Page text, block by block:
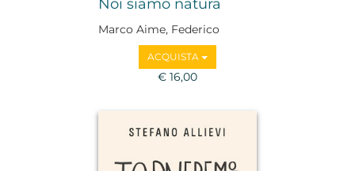
Noi siamo natura
Marco Aime, Federico
Faloppa, Adriano Favole,
Guido Barbujani, Irene
Borgna, Emanuela
Marco Paolini
ACQUISTA
€ 16,00